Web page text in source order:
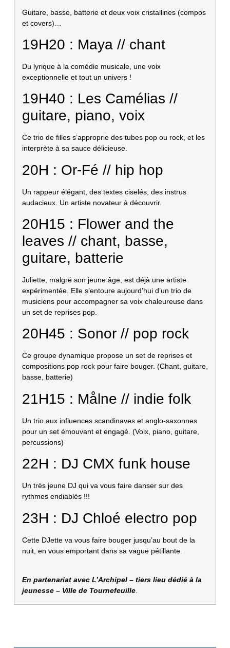
Guitare, basse, batterie et deux voix cristallines (compos
et covers)…
19H20 : Maya // chant
Du lyrique à la comédie musicale, une voix
exceptionnelle et tout un univers !
19H40 : Les Camélias //
guitare, piano, voix
Ce trio de filles s’approprie des tubes pop ou rock, et les
interprète à sa sauce délicieuse.
20H : Or-Fé // hip hop
Un rappeur élégant, des textes ciselés, des instrus
audacieux. Un artiste novateur à découvrir.
20H15 : Flower and the
leaves // chant, basse,
guitare, batterie
Juliette, malgré son jeune âge, est déjà une artiste
expérimentée. Elle s’entoure aujourd’hui d’un trio de
musiciens pour accompagner sa voix chaleureuse dans
un set de reprises pop.
20H45 : Sonor // pop rock
Ce groupe dynamique propose un set de reprises et
compositions pop rock pour faire bouger. (Chant, guitare,
basse, batterie)
21H15 : Målne // indie folk
Un trio aux influences scandinaves et anglo-saxonnes
pour un set émouvant et engagé. (Voix, piano, guitare,
percussions)
22H : DJ CMX funk house
Un très jeune DJ qui va vous faire danser sur des
rythmes endiablés !!!
23H : DJ Chloé electro pop
Cette DJette va vous faire bouger jusqu’au bout de la
nuit, en vous emportant dans sa vague pétillante.
En partenariat avec L’Archipel – tiers lieu dédié à la
jeunesse – Ville de Tournefeuille